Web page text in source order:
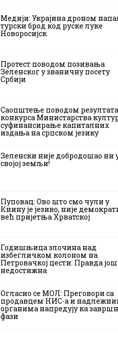
Медији: Украјина дроном
турски брод код руске луке
Новоросијск
Протест поводом позивања
Зеленског у званичну посету
Србији
Саопштење поводом резултата
конкурса Министарства
суфинансирање капиталних
издања на српском језику
Зеленски није добродошао ни
својој земљи!
Пуповац: Ово што смо чули у
Книну је језиво, није
већ пријетња Хрватској
Годишњица злочина над
избегличком колоном на
Петровачкој цести: Правда још
недостижна
Огласио се МОЛ: Преговори са
продавцем НИС-а и
органима напредују ка
фази